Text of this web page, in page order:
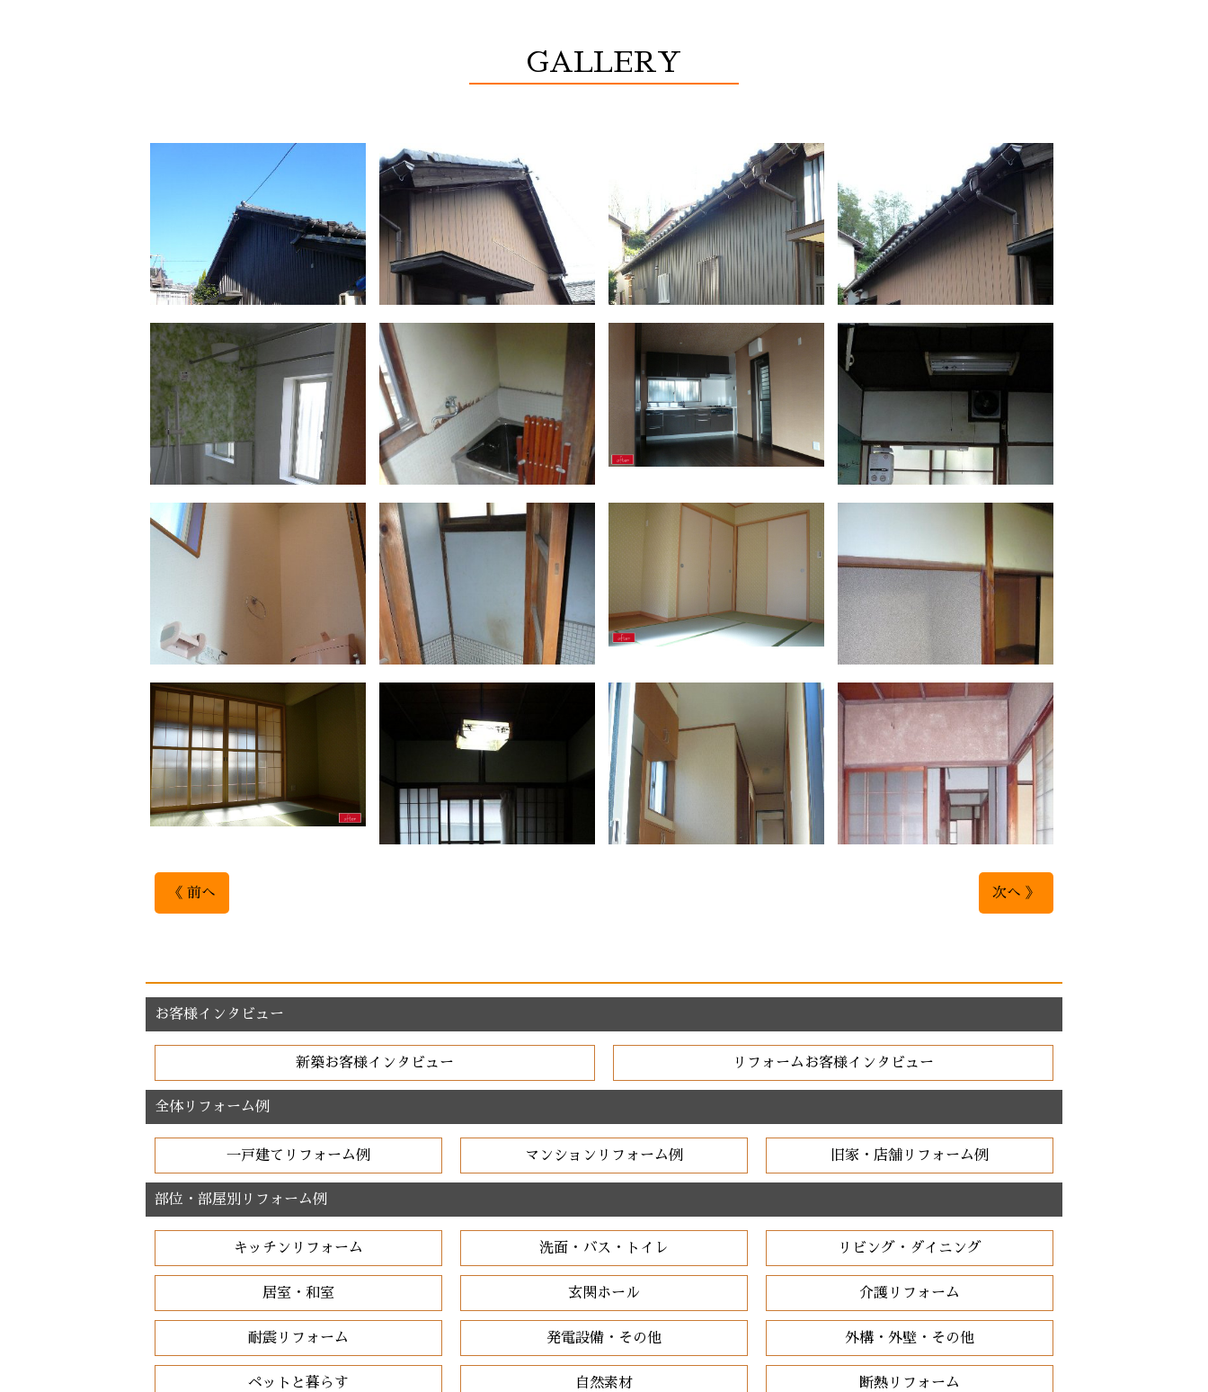
GALLERY
《 前へ 次へ 》
お客様インタビュー
新築お客様インタビュー リフォームお客様インタビュー
全体リフォーム例
一戸建てリフォーム例 マンションリフォーム例 旧家・店舗リフォーム例
部位・部屋別リフォーム例
キッチンリフォーム 洗面・バス・トイレ リビング・ダイニング
居室・和室 玄関ホール 介護リフォーム
耐震リフォーム 発電設備・その他 外構・外壁・その他
ペットと暮らす 自然素材 断熱リフォーム